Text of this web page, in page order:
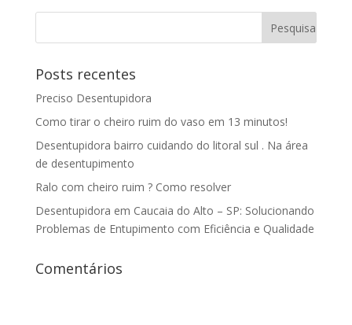
Posts recentes
Preciso Desentupidora
Como tirar o cheiro ruim do vaso em 13 minutos!
Desentupidora bairro cuidando do litoral sul . Na área
de desentupimento
Ralo com cheiro ruim ? Como resolver
Desentupidora em Caucaia do Alto – SP: Solucionando
Problemas de Entupimento com Eficiência e Qualidade
Comentários